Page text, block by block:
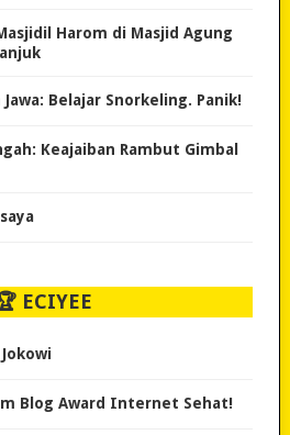
Harom di Masjid Agung
Belajar Snorkeling. Panik!
Keajaiban Rambut Gimbal
ECIYEE
Blog Award Internet Sehat!